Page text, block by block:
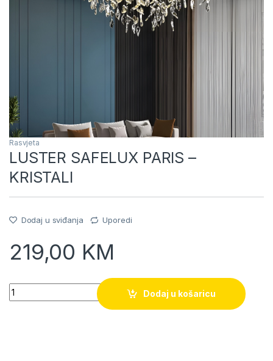
Rasvjeta
LUSTER SAFELUX PARIS –
KRISTALI
Dodaj u sviđanja Uporedi
219,00 KM
Quantity
Dodaj u košaricu